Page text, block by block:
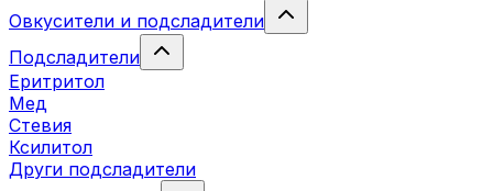
Овкусители и подсладители
Подсладители
Еритритол
Мед
Стевия
Ксилитол
Други подсладители